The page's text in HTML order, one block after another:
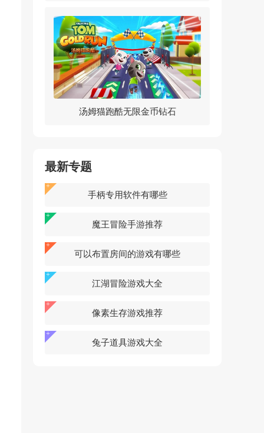
Brawl)v62.264 中文版
汤姆猫跑酷无限金币钻石
最新专题
手柄专用软件有哪些
魔王冒险手游推荐
可以布置房间的游戏有哪些
江湖冒险游戏大全
像素生存游戏推荐
兔子道具游戏大全